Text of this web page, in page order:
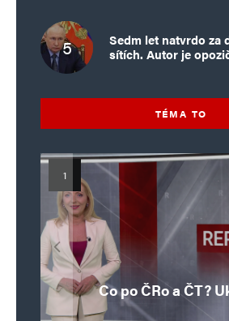
Sedm let natvrdo za
sítích. Autor je
TÉMA TO
Co po ČRo a ČT?
Islamistický teror v
Brutální poprava
katolického kněze
Hamela
Islamistický teror v
Krvavé oslavy pádu
v Nice
Mýty o Václavu
Pivo, jazz, hádky,
i humor. Jakl boří
o bývalém
Vymíráme a
porodnost
dotace, byty ani
úvazky
Pim Fortuyn: Muž,
nestihl stát